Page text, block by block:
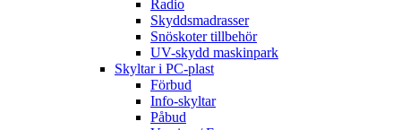
Radio
Skyddsmadrasser
Snöskoter tillbehör
UV-skydd maskinpark
Skyltar i PC-plast
Förbud
Info-skyltar
Påbud